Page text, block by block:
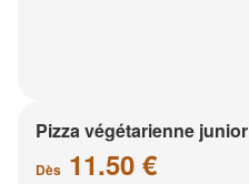
Pizza végétarienne junior
Dès 11.50 €